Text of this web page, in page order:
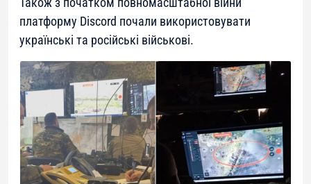
платформу Discоrd почали використовувати
українські та російські військові.